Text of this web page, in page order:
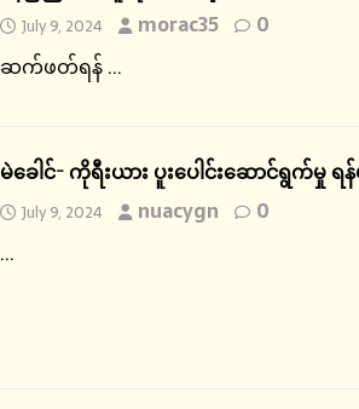
July 9, 2024 morac35
0
ဆက်ဖတ်ရန် ...
မဲခေါင်- ကိုရီးယား ပူးပေါင်းဆောင်ရွက်မှု
July 9, 2024 nuacygn
0
...